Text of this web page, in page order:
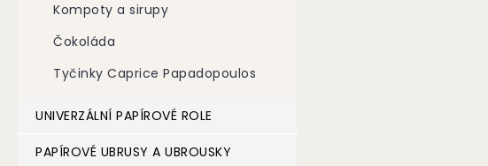
Kompoty a sirupy
Čokoláda
Tyčinky Caprice Papadopoulos
UNIVERZÁLNÍ PAPÍROVÉ ROLE
PAPÍROVÉ UBRUSY A UBROUSKY